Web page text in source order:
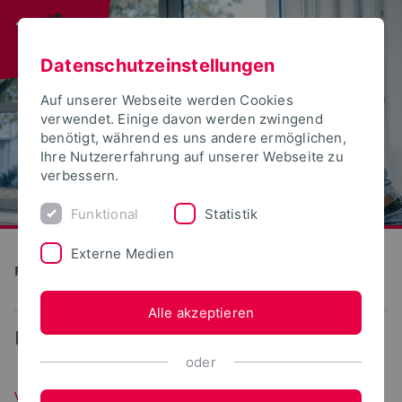
Produktion und Technik
... Digitalisierungsingenieurwesen
Datenschutzeinstellungen
Auf unserer Webseite werden Cookies
verwendet. Einige davon werden zwingend
benötigt, während es uns andere ermöglichen,
Ihre Nutzererfahrung auf unserer Webseite zu
verbessern.
Funktional Statistik
Externe Medien
Alle akzeptieren
oder